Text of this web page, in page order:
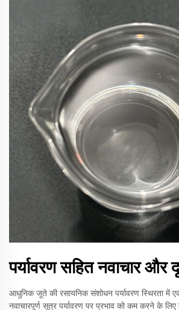
पर्यावरण सहित नवाचार और
आधुनिक जूते की रसायनिक संशोधन पर्यावरण स्थिरता में
नवाचारपूर्ण सूत्र पर्यावरण पर प्रभाव को कम करने के